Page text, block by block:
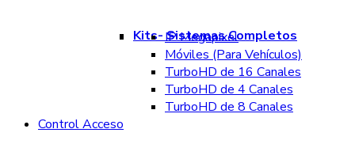
Kits- Sistemas Completos
IP Megapixel
Móviles (Para Vehículos)
TurboHD de 16 Canales
TurboHD de 4 Canales
TurboHD de 8 Canales
Control Acceso